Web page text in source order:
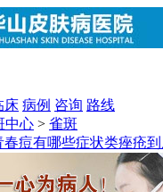
床 病例 咨询 路线
中心 > 雀斑
春痘有哪些症状类痤疮